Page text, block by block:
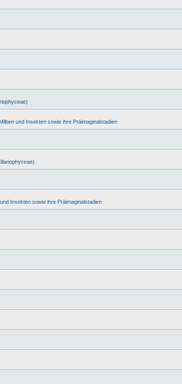
und Insekten sowie ihre Präimaginalstadien
Insekten sowie ihre Präimaginalstadien